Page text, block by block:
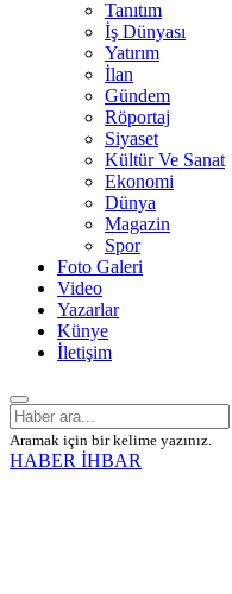
Tanıtım
İş Dünyası
Yatırım
İlan
Gündem
Röportaj
Siyaset
Kültür Ve Sanat
Ekonomi
Dünya
Magazin
Spor
Foto Galeri
Video
Yazarlar
Künye
İletişim
Aramak için bir kelime yazınız.
HABER İHBAR